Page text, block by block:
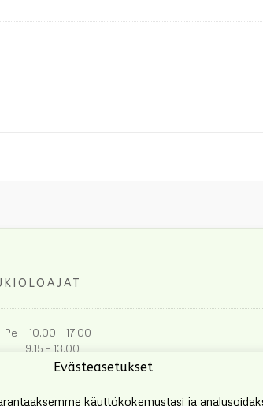
Pe 10.00 – 17.00
9.15 – 13.00
Evästeasetukset
käyttökokemustasi ja